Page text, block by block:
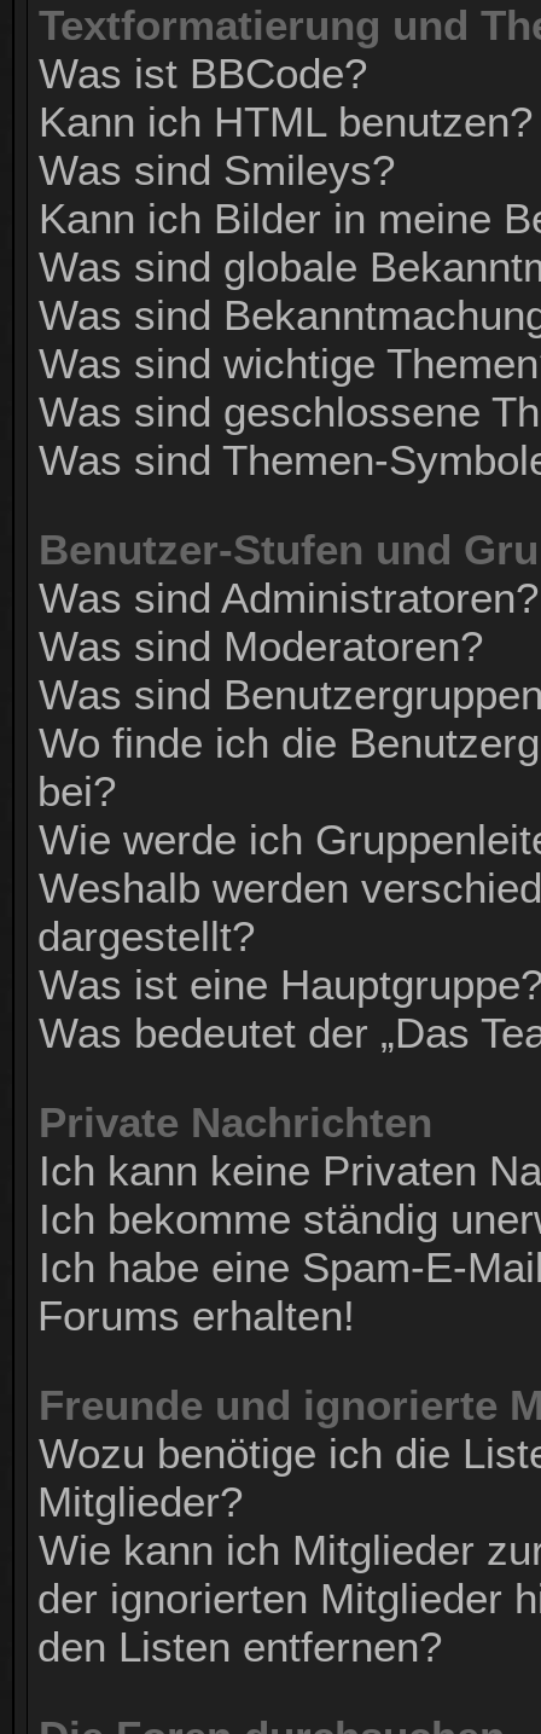
Textformatierung und
Was ist BBCode?
Kann ich HTML benutzen?
Was sind Smileys?
Kann ich Bilder in meine
Was sind globale
Was sind
Was sind wichtige
Was sind geschlossene
Was sind Themen-
Benutzer-Stufen und
Was sind Administratoren?
Was sind Moderatoren?
Was sind
Wo finde ich die
bei?
Wie werde ich
Weshalb werden
dargestellt?
Was ist eine
Was bedeutet der „Das
Private Nachrichten
Ich kann keine Privaten
Ich bekomme ständig
Ich habe eine Spam-E-
Forums erhalten!
Freunde und ignorierte
Wozu benötige ich die
Mitglieder?
Wie kann ich Mitglieder
der ignorierten Mitglieder
den Listen entfernen?